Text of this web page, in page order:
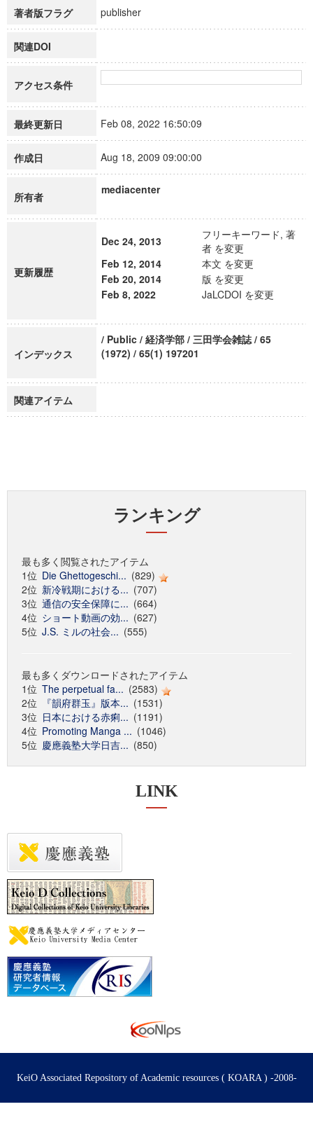
著者版フラグ publisher
関連DOI
アクセス条件
最終更新日 Feb 08, 2022 16:50:09
作成日 Aug 18, 2009 09:00:00
所有者
mediacenter
更新履歴
Dec 24, 2013
フリーキーワード, 著
者 を変更
Feb 12, 2014
本文 を変更
Feb 20, 2014
版 を変更
Feb 8, 2022
JaLCDOI を変更
インデックス
/ Public / 経済学部 / 三田学会雑誌 / 65
(1972) / 65(1) 197201
関連アイテム
ランキング
最も多く閲覧されたアイテム
1位 Die Ghettogeschi... (829)
2位 新冷戦期における... (707)
3位 通信の安全保障に... (664)
4位 ショート動画の効... (627)
5位 J.S. ミルの社会... (555)
最も多くダウンロードされたアイテム
1位 The perpetual fa... (2583)
2位
『韻府群玉』版本... (1531)
3位 日本における赤痢... (1191)
4位 Promoting Manga ... (1046)
5位 慶應義塾大学日吉... (850)
LINK
KeiO Associated Repository of Academic resources ( KOARA ) -2008-